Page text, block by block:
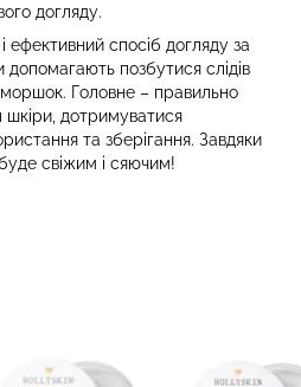
догляду.
ефективний спосіб догляду за
позбутися слідів
Головне – правильно
шкіри, дотримуватися
та зберігання. Завдяки
свіжим і сяючим!